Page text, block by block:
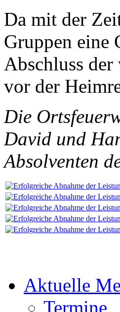
Da mit der
Gruppen eine
Abschluss
vor der
Die
David und
Absolventen
Aktuelle
Termine